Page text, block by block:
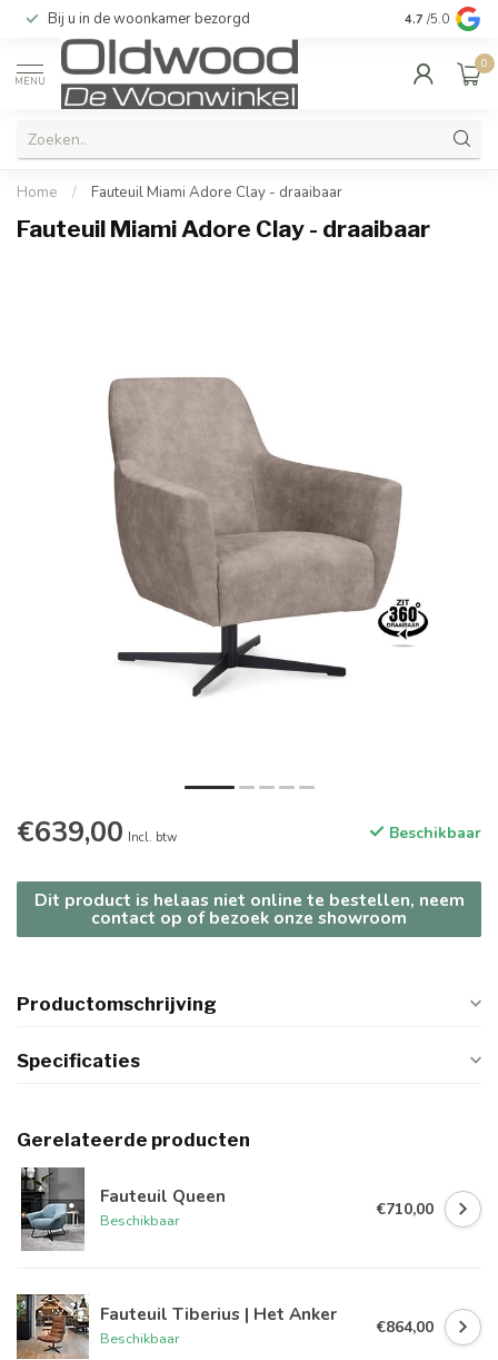
Bij u in de woonkamer bezorgd Kwaliteit &
4.7 /5.0
MENU
0
Home / Fauteuil Miami Adore Clay - draaibaar
Fauteuil Miami Adore Clay - draaibaar
€639,00 Incl. btw Beschikbaar
Dit product is helaas niet online te bestellen, neem
contact op of bezoek onze showroom
Productomschrijving
Specificaties
Gerelateerde producten
Fauteuil Queen
Beschikbaar
€710,00
Fauteuil Tiberius | Het Anker
Beschikbaar
€864,00